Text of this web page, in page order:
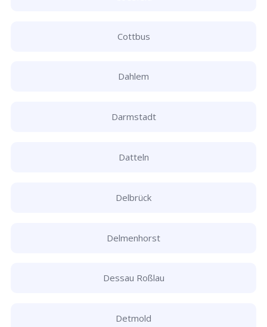
Cottbus
Dahlem
Darmstadt
Datteln
Delbrück
Delmenhorst
Dessau Roßlau
Detmold